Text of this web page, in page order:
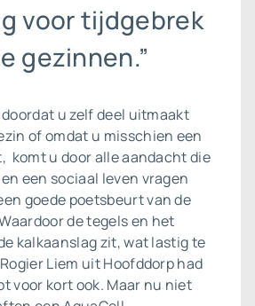
voor tijdgebrek
gezinnen.”
u zelf deel uitmaakt
of omdat u misschien een
komt u door alle aandacht die
een sociaal leven vragen
goede poetsbeurt van de
de tegels en het
kalkaanslag zit, wat lastig te
Liem uit Hoofddorp had
voor kort ook. Maar nu niet